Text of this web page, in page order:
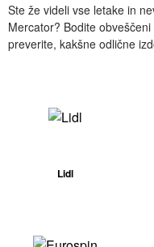
Ste že videli vse letake in
Mercator? Bodite
preverite, kakšne odlične
Lidl